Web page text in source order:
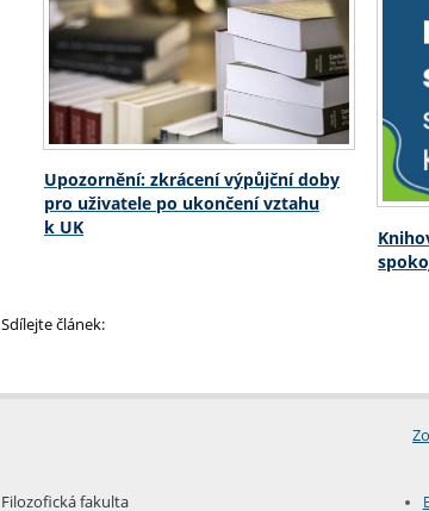
Upozornění: zkrácení výpůjční doby
pro uživatele po ukončení vztahu
k UK
Sdílejte článek:
Filozofická fakulta